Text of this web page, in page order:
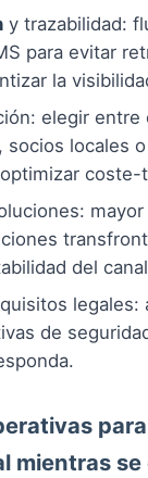
y trazabilidad:
para evitar
la
elegir entre
socios locales
coste-
del
legales:
de
mientras se